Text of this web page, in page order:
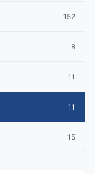
152
8
11
11
15